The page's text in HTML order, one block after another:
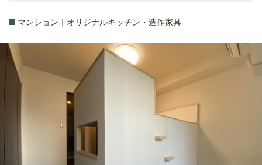
マンション｜オリジナルキッチン・造作家具